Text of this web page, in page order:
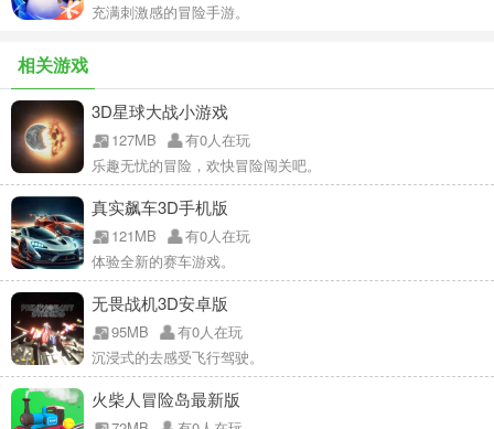
充满刺激感的冒险手游。
相关游戏
3D星球大战小游戏
127MB
有0人在玩
乐趣无忧的冒险，欢快冒险闯关吧。
真实飙车3D手机版
121MB
有0人在玩
体验全新的赛车游戏。
无畏战机3D安卓版
95MB
有0人在玩
沉浸式的去感受飞行驾驶。
火柴人冒险岛最新版